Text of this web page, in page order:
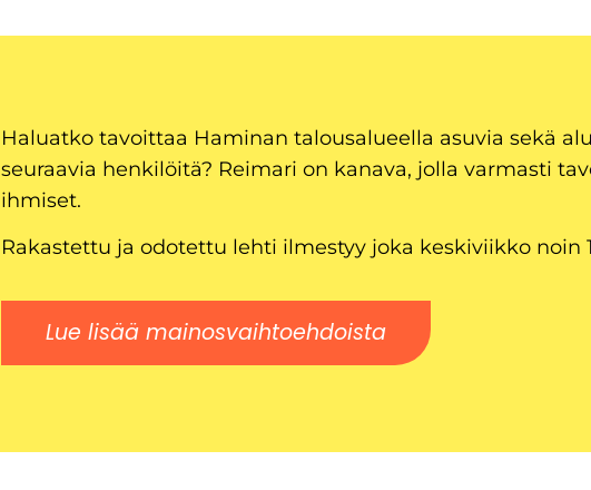
Haluatko tavoittaa Haminan talousalueella asuvia sekä
seuraavia henkilöitä? Reimari on kanava, jolla varmasti
ihmiset.
Rakastettu ja odotettu lehti ilmestyy joka keskiviikko noin
Lue lisää mainosvaihtoehdoista